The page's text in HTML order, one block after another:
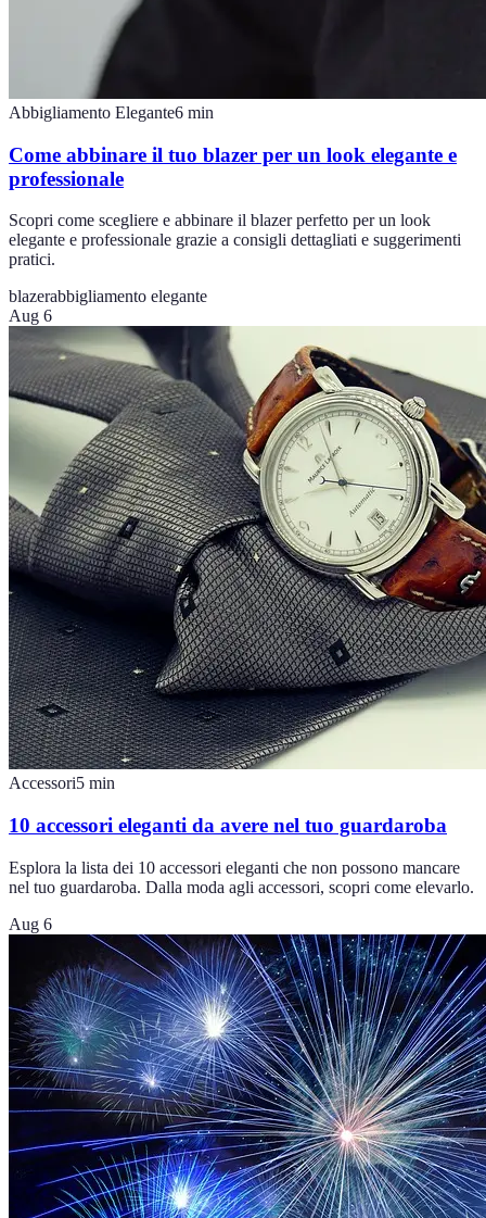
Abbigliamento Elegante6 min
Come abbinare il tuo blazer per un look elegante e
professionale
Scopri come scegliere e abbinare il blazer perfetto per un look
elegante e professionale grazie a consigli dettagliati e suggerimenti
pratici.
blazerabbigliamento elegante
Aug 6
Accessori5 min
10 accessori eleganti da avere nel tuo guardaroba
Esplora la lista dei 10 accessori eleganti che non possono mancare
nel tuo guardaroba. Dalla moda agli accessori, scopri come elevarlo.
Aug 6